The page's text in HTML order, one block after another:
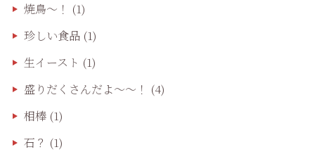
焼鳥〜！ (1)
珍しい食品(1)
生イースト (1)
盛りだくさんだよ〜〜！ (4)
相棒(1)
石？ (1)